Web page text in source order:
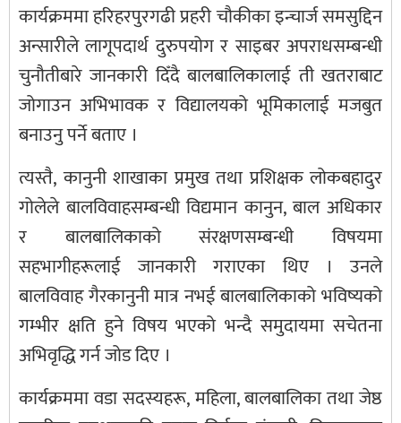
कार्यक्रममा हरिहरपुरगढी प्रहरी चौकीका इन्चार्ज समसुद्दिन
अन्सारीले लागूपदार्थ दुरुपयोग र साइबर अपराधसम्बन्धी
चुनौतीबारे जानकारी दिँदै बालबालिकालाई ती खतराबाट
जोगाउन अभिभावक र विद्यालयको भूमिकालाई मजबुत
बनाउनु पर्ने बताए ।
त्यस्तै, कानुनी शाखाका प्रमुख तथा प्रशिक्षक लोकबहादुर
गोलेले बालविवाहसम्बन्धी विद्यमान कानुन, बाल अधिकार
र बालबालिकाको संरक्षणसम्बन्धी विषयमा
सहभागीहरूलाई जानकारी गराएका थिए । उनले
बालविवाह गैरकानुनी मात्र नभई बालबालिकाको भविष्यको
गम्भीर क्षति हुने विषय भएको भन्दै समुदायमा सचेतना
अभिवृद्धि गर्न जोड दिए ।
कार्यक्रममा वडा सदस्यहरू, महिला, बालबालिका तथा जेष्ठ